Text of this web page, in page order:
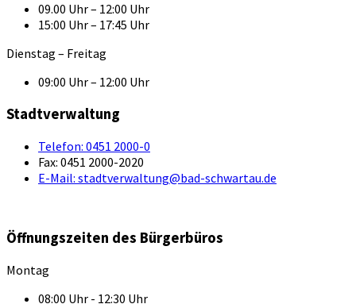
09.00 Uhr – 12:00 Uhr
15:00 Uhr – 17:45 Uhr
Dienstag – Freitag
09:00 Uhr – 12:00 Uhr
Stadtverwaltung
Telefon: 0451 2000-0
Fax: 0451 2000-2020
E-Mail: stadtverwaltung@bad-schwartau.de
Öffnungszeiten des Bürgerbüros
Montag
08:00 Uhr - 12:30 Uhr